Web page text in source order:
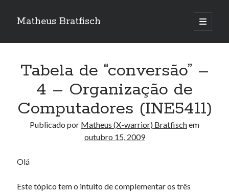
Matheus Bratfisch
abrir
o
Barra
Calendário
outubro 2009
T Q Q S S D
2 3 4
19 20 21 22 23 24 25
Tabela de “conversão” –
4 – Organização de
Computadores (INE5411)
Publicado por Matheus (X-warrior) Bratfischem
outubro 15, 2009
Olá
Este tópico tem o intuito de complementar os três